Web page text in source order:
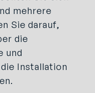
mehrere
Sie darauf,
die
und
Installation